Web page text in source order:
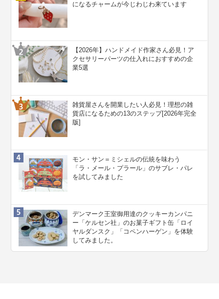
になるチャームが今じわじわ来ています
【2026年】ハンドメイド作家さん必見！ア
クセサリーパーツの仕入れにおすすめの企
業5選
雑貨屋さんを開業したい人必見！理想の雑
貨店になるための13のステップ[2026年完全
版]
モン・サン＝ミシェルの伝統を味わう
「ラ・メール・プラール」のサブレ・パレ
を試してみました
デンマーク王室御用達のクッキーカンパニ
ー「ケルセン社」のお菓子ギフト缶「ロイ
ヤルダンスク」「コペンハーゲン」を体験
してみました。